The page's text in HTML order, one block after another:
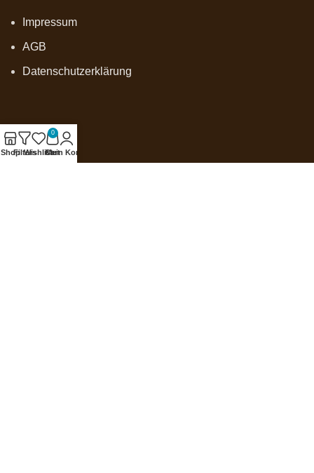
Impressum
AGB
Datenschutzerklärung
Onlineshop
ShopFiltersWishlist
0
Cart
Mein Konto